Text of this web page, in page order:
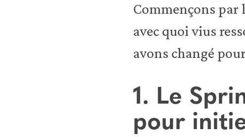
Commençons par
avec quoi vius
avons changé
1. Le
pour